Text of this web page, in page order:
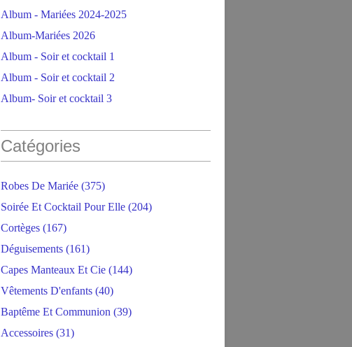
Album - Mariées 2024-2025
Album-Mariées 2026
Album - Soir et cocktail 1
Album - Soir et cocktail 2
Album- Soir et cocktail 3
Catégories
Robes De Mariée (375)
Soirée Et Cocktail Pour Elle (204)
Cortèges (167)
Déguisements (161)
Capes Manteaux Et Cie (144)
Vêtements D'enfants (40)
Baptême Et Communion (39)
Accessoires (31)